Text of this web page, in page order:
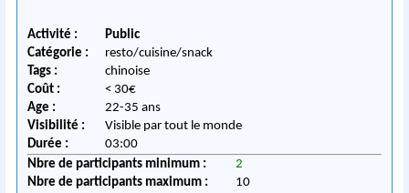
Activité :
Public
Catégorie :
resto/cuisine/snack
Tags :
chinoise
Coût :
< 30€
Age :
22-35 ans
Visibilité :
Visible par tout le monde
Durée :
03:00
Nbre de participants minimum :
2
Nbre de participants maximum :
10